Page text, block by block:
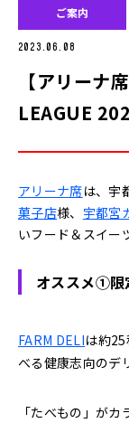
ご案内
2023.06.08
【アリーナ
LEAGUE
アリーナ席は、宇
菓子店様、 宇都宮
いフード＆スイー
オススメ①限
FARM DELIは約
べる健康志向のデ
「たべもの」が